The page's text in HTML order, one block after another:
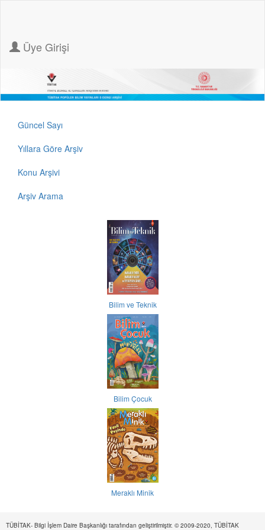
Üye Girişi
Güncel Sayı
Yıllara Göre Arşiv
Konu Arşivi
Arşiv Arama
Bilim ve Teknik
Bilim Çocuk
Meraklı Minik
TÜBİTAK- Bilgi İşlem Daire Başkanlığı tarafından geliştirilmiştir. © 2009-2020, TÜBİTAK